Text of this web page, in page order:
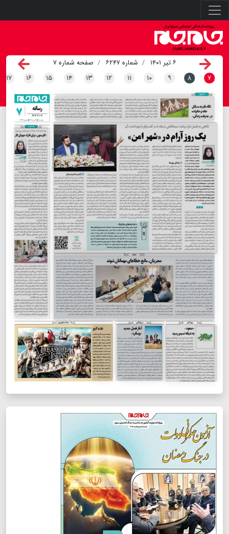
۶ تیر ۱۴۰۱ شماره ۶۲۴۷
صفحه شماره ۷
۷ ۸ ۹ ۱۰ ۱۱ ۱۲ ۱۳ ۱۴ ۱۵ ۱۶ ۱۷